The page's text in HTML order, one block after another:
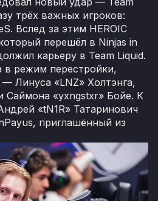
трёх важных игроков:
Вслед за этим HEROIC
перешёл в Ninjas in
карьеру в Team Liquid.
в режим перестройки,
Линуса «LNZ» Холтэнга,
Саймона «yxngstxr» Бойе. К
«tN1R» Татаринович
приглашённый из